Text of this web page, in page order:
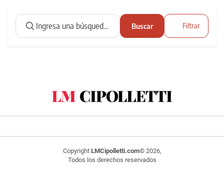
Buscar Filtrar
Copyright LMCipolletti.com© 2026,
Todos los derechos reservados